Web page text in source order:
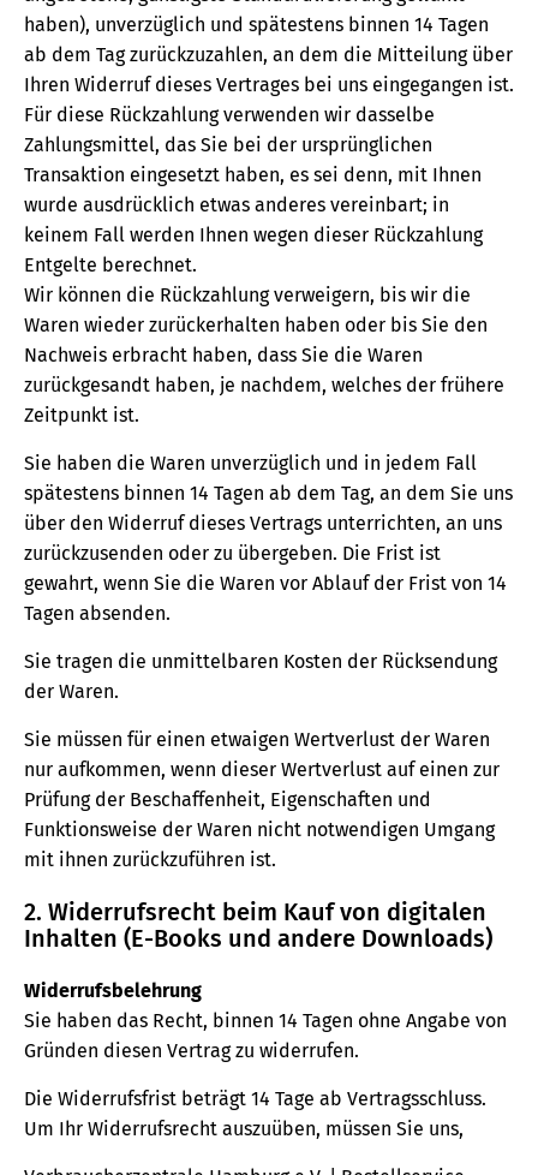
haben), unverzüglich und spätestens binnen 14 Tagen
ab dem Tag zurückzuzahlen, an dem die Mitteilung über
Ihren Widerruf dieses Vertrages bei uns eingegangen ist.
Für diese Rückzahlung verwenden wir dasselbe
Zahlungsmittel, das Sie bei der ursprünglichen
Transaktion eingesetzt haben, es sei denn, mit Ihnen
wurde ausdrücklich etwas anderes vereinbart; in
keinem Fall werden Ihnen wegen dieser Rückzahlung
Entgelte berechnet.
Wir können die Rückzahlung verweigern, bis wir die
Waren wieder zurückerhalten haben oder bis Sie den
Nachweis erbracht haben, dass Sie die Waren
zurückgesandt haben, je nachdem, welches der frühere
Zeitpunkt ist.
Sie haben die Waren unverzüglich und in jedem Fall
spätestens binnen 14 Tagen ab dem Tag, an dem Sie uns
über den Widerruf dieses Vertrags unterrichten, an uns
zurückzusenden oder zu übergeben. Die Frist ist
gewahrt, wenn Sie die Waren vor Ablauf der Frist von 14
Tagen absenden.
Sie tragen die unmittelbaren Kosten der Rücksendung
der Waren.
Sie müssen für einen etwaigen Wertverlust der Waren
nur aufkommen, wenn dieser Wertverlust auf einen zur
Prüfung der Beschaffenheit, Eigenschaften und
Funktionsweise der Waren nicht notwendigen Umgang
mit ihnen zurückzuführen ist.
2. Widerrufsrecht beim Kauf von digitalen
Inhalten (E-Books und andere Downloads)
Widerrufsbelehrung
Sie haben das Recht, binnen 14 Tagen ohne Angabe von
Gründen diesen Vertrag zu widerrufen.
Die Widerrufsfrist beträgt 14 Tage ab Vertragsschluss.
Um Ihr Widerrufsrecht auszuüben, müssen Sie uns,